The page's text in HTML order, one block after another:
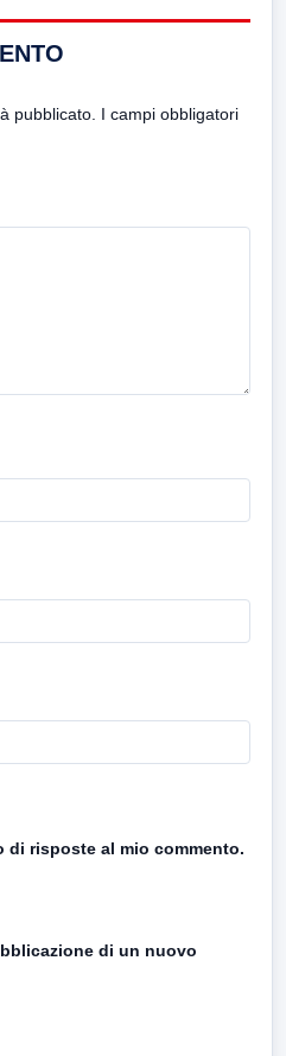
pubblicato. I campi obbligatori
di risposte al mio commento.
di un nuovo